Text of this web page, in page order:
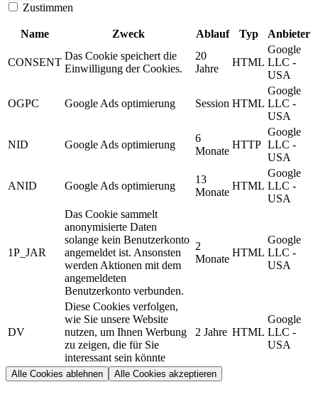
Zustimmen
Name Zweck Ablauf Typ Anbieter
CONSENT
Das Cookie speichert die
Einwilligung der Cookies.
20
Jahre
HTML
Google
LLC -
USA
OGPC Google Ads optimierung Session HTML
Google
LLC -
USA
NID Google Ads optimierung
6
Monate
HTTP
Google
LLC -
USA
ANID Google Ads optimierung
13
Monate
HTML
Google
LLC -
USA
1P_JAR
Das Cookie sammelt
anonymisierte Daten
solange kein Benutzerkonto
angemeldet ist. Ansonsten
werden Aktionen mit dem
angemeldeten
Benutzerkonto verbunden.
2
Monate
HTML
Google
LLC -
USA
DV
Diese Cookies verfolgen,
wie Sie unsere Website
nutzen, um Ihnen Werbung
zu zeigen, die für Sie
interessant sein könnte
2 Jahre HTML
Google
LLC -
USA
Alle Cookies ablehnen Alle Cookies akzeptieren